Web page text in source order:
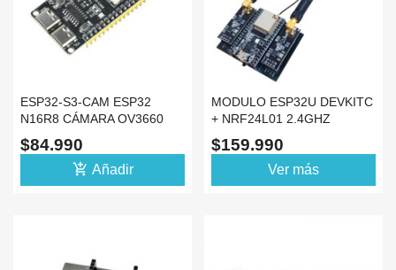
ESP32-S3-CAM ESP32
N16R8 CÁMARA OV3660
ANTENA EXTERNA CH340
$84.990
add_shopping_cart Añadir
MODULO ESP32U DEVKITC
+ NRF24L01 2.4GHZ
ANTENAS + SHIELD 38P
$159.990
Ver más